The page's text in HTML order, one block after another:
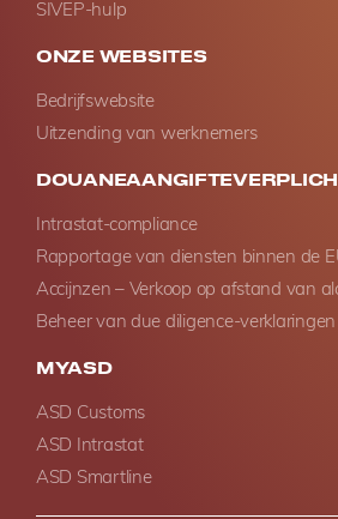
SIVEP-hulp
ONZE WEBSITES
Bedrijfswebsite
Uitzending van werknemers
Intrastat-compliance
Rapportage van diensten binnen de
Accijnzen – Verkoop op afstand van
Beheer van due diligence-
MYASD
ASD Customs
ASD Intrastat
ASD Smartline